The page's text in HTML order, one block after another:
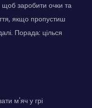
заробити очки та
якщо пропустиш
Порада: цілься
м'яч у грі